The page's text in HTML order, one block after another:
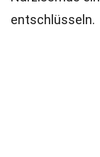
entschlüsseln.